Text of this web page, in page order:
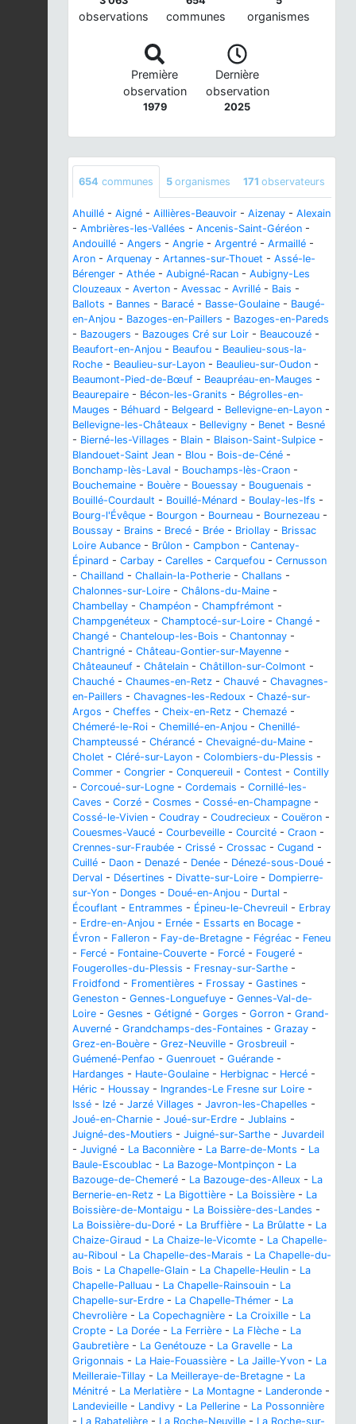
observations communes organismes
Première
observation
1979
Dernière
observation
2025
654 communes 5 organismes 171 observateurs
Ahuillé - Aigné - Aillières-Beauvoir - Aizenay - Alexain
- Ambrières-les-Vallées - Ancenis-Saint-Géréon -
Andouillé - Angers - Angrie - Argentré - Armaillé -
Aron - Arquenay - Artannes-sur-Thouet - Assé-le-
Bérenger - Athée - Aubigné-Racan - Aubigny-Les
Clouzeaux - Averton - Avessac - Avrillé - Bais -
Ballots - Bannes - Baracé - Basse-Goulaine - Baugé-
en-Anjou - Bazoges-en-Paillers - Bazoges-en-Pareds
- Bazougers - Bazouges Cré sur Loir - Beaucouzé -
Beaufort-en-Anjou - Beaufou - Beaulieu-sous-la-
Roche - Beaulieu-sur-Layon - Beaulieu-sur-Oudon -
Beaumont-Pied-de-Bœuf - Beaupréau-en-Mauges -
Beaurepaire - Bécon-les-Granits - Bégrolles-en-
Mauges - Béhuard - Belgeard - Bellevigne-en-Layon -
Bellevigne-les-Châteaux - Bellevigny - Benet - Besné
- Bierné-les-Villages - Blain - Blaison-Saint-Sulpice -
Blandouet-Saint Jean - Blou - Bois-de-Céné -
Bonchamp-lès-Laval - Bouchamps-lès-Craon -
Bouchemaine - Bouère - Bouessay - Bouguenais -
Bouillé-Courdault - Bouillé-Ménard - Boulay-les-Ifs -
Bourg-l'Évêque - Bourgon - Bourneau - Bournezeau -
Boussay - Brains - Brecé - Brée - Briollay - Brissac
Loire Aubance - Brûlon - Campbon - Cantenay-
Épinard - Carbay - Carelles - Carquefou - Cernusson
- Chailland - Challain-la-Potherie - Challans -
Chalonnes-sur-Loire - Châlons-du-Maine -
Chambellay - Champéon - Champfrémont -
Champgenéteux - Champtocé-sur-Loire - Changé -
Changé - Chanteloup-les-Bois - Chantonnay -
Chantrigné - Château-Gontier-sur-Mayenne -
Châteauneuf - Châtelain - Châtillon-sur-Colmont -
Chauché - Chaumes-en-Retz - Chauvé - Chavagnes-
en-Paillers - Chavagnes-les-Redoux - Chazé-sur-
Argos - Cheffes - Cheix-en-Retz - Chemazé -
Chémeré-le-Roi - Chemillé-en-Anjou - Chenillé-
Champteussé - Chérancé - Chevaigné-du-Maine -
Cholet - Cléré-sur-Layon - Colombiers-du-Plessis -
Commer - Congrier - Conquereuil - Contest - Contilly
- Corcoué-sur-Logne - Cordemais - Cornillé-les-
Caves - Corzé - Cosmes - Cossé-en-Champagne -
Cossé-le-Vivien - Coudray - Coudrecieux - Couëron -
Couesmes-Vaucé - Courbeveille - Courcité - Craon -
Crennes-sur-Fraubée - Crissé - Crossac - Cugand -
Cuillé - Daon - Denazé - Denée - Dénezé-sous-Doué -
Derval - Désertines - Divatte-sur-Loire - Dompierre-
sur-Yon - Donges - Doué-en-Anjou - Durtal -
Écouflant - Entrammes - Épineu-le-Chevreuil - Erbray
- Erdre-en-Anjou - Ernée - Essarts en Bocage -
Évron - Falleron - Fay-de-Bretagne - Fégréac - Feneu
- Fercé - Fontaine-Couverte - Forcé - Fougeré -
Fougerolles-du-Plessis - Fresnay-sur-Sarthe -
Froidfond - Fromentières - Frossay - Gastines -
Geneston - Gennes-Longuefuye - Gennes-Val-de-
Loire - Gesnes - Gétigné - Gorges - Gorron - Grand-
Auverné - Grandchamps-des-Fontaines - Grazay -
Grez-en-Bouère - Grez-Neuville - Grosbreuil -
Guémené-Penfao - Guenrouet - Guérande -
Hardanges - Haute-Goulaine - Herbignac - Hercé -
Héric - Houssay - Ingrandes-Le Fresne sur Loire -
Issé - Izé - Jarzé Villages - Javron-les-Chapelles -
Joué-en-Charnie - Joué-sur-Erdre - Jublains -
Juigné-des-Moutiers - Juigné-sur-Sarthe - Juvardeil
- Juvigné - La Baconnière - La Barre-de-Monts - La
Baule-Escoublac - La Bazoge-Montpinçon - La
Bazouge-de-Chemeré - La Bazouge-des-Alleux - La
Bernerie-en-Retz - La Bigottière - La Boissière - La
Boissière-de-Montaigu - La Boissière-des-Landes -
La Boissière-du-Doré - La Bruffière - La Brûlatte - La
Chaize-Giraud - La Chaize-le-Vicomte - La Chapelle-
au-Riboul - La Chapelle-des-Marais - La Chapelle-du-
Bois - La Chapelle-Glain - La Chapelle-Heulin - La
Chapelle-Palluau - La Chapelle-Rainsouin - La
Chapelle-sur-Erdre - La Chapelle-Thémer - La
Chevrolière - La Copechagnière - La Croixille - La
Cropte - La Dorée - La Ferrière - La Flèche - La
Gaubretière - La Genétouze - La Gravelle - La
Grigonnais - La Haie-Fouassière - La Jaille-Yvon - La
Meilleraie-Tillay - La Meilleraye-de-Bretagne - La
Ménitré - La Merlatière - La Montagne - Landeronde -
Landevieille - Landivy - La Pellerine - La Possonnière
- La Rabatelière - La Roche-Neuville - La Roche-sur-